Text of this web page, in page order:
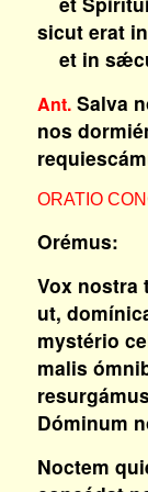
sicut erat
et in
Ant.Salva
nos
ORATIO
Orémus:
Vox nostra
ut,
mystério
malis
Dóminum
Noctem